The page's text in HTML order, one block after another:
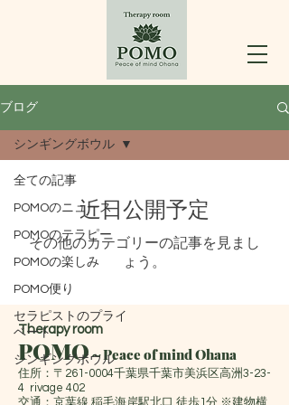
ブログ
全ての記事
POMOのニュース
POMOのテラピー
POMOの楽しみ
POMO便り
セラピストのプライ
ベート
シンギングボウル
シンギングボウル
近日公開予定
その他のカテゴリーの記事を見まし
ょう。
Therapy room
POMO～Peace of mind Ohana
住所：〒261-0004千葉県千葉市美浜区高洲3-23-
4 rivage 402
交通：京葉線 稲毛海岸駅北口 徒歩1分 ※建物横